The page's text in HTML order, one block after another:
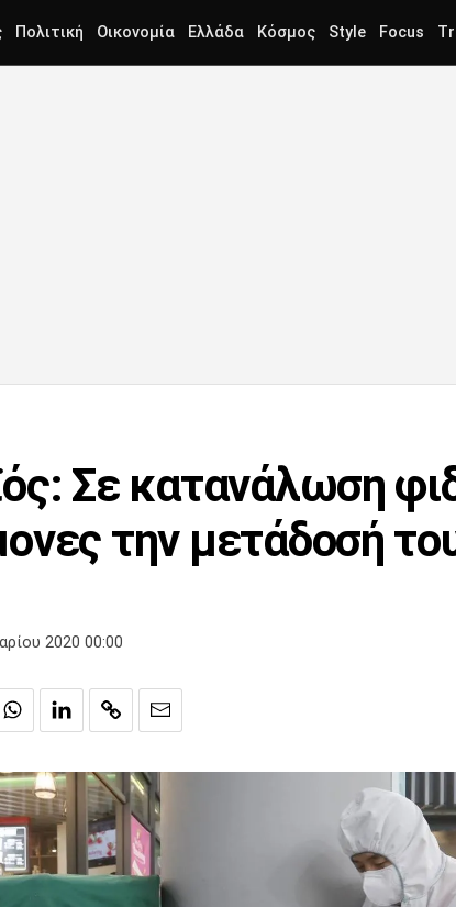
Πολιτική Οικονομία Ελλάδα Κόσμος Style Focus
Σε κατανάλωση
την μετάδοσή
2020 00:00